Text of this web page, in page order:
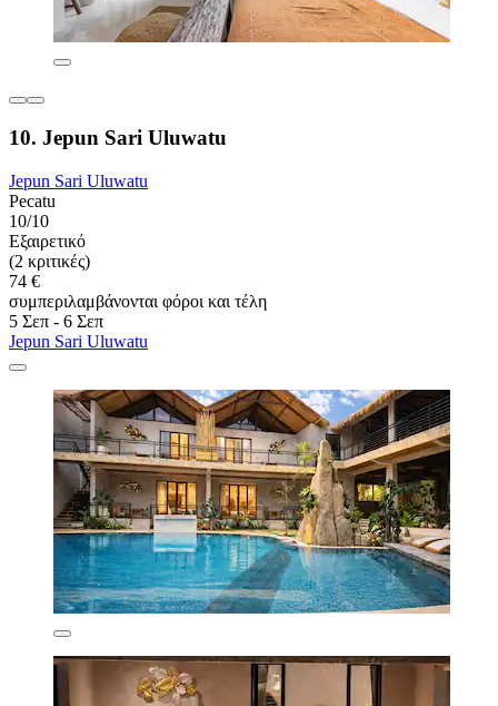
10. Jepun Sari Uluwatu
Jepun Sari Uluwatu
Pecatu
10/10
Εξαιρετικό
(2 κριτικές)
74 €
συμπεριλαμβάνονται φόροι και τέλη
5 Σεπ - 6 Σεπ
Jepun Sari Uluwatu